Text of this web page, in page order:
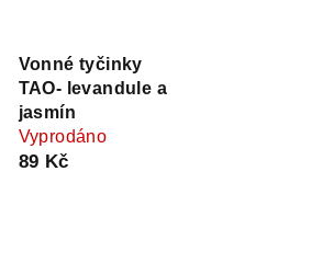
Vonné tyčinky
TAO- levandule a
jasmín
Vyprodáno
89 Kč